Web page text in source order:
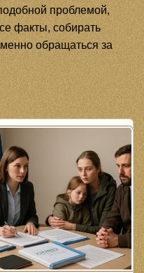
проблемой,
факты, собирать
обращаться за